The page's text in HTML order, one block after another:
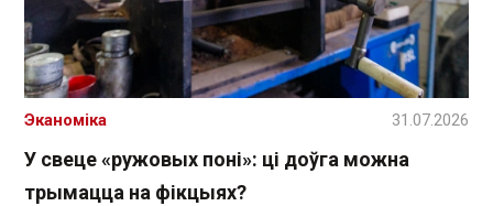
У свеце «ружовых поні»: ці доўга можна
трымацца на фікцыях?
Эканоміка 31.07.2026